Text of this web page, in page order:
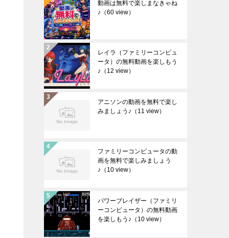
動画は無料で楽しまなきゃね
♪ （60 view）
レイラ（ファミリーコンピュ
ータ）の無料動画を楽しもう
♪ （12 view）
アニソンの動画を無料で楽し
みましょう♪ （11 view）
ファミリーコンピュータの動
画を無料で楽しみましょう
♪ （10 view）
パワーブレイザー（ファミリ
ーコンピュータ）の無料動画
を楽しもう♪ （10 view）